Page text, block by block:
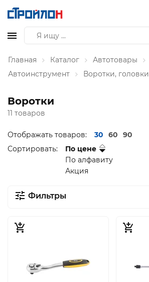
Главная Каталог
Автотовары
Автоинструмент
Воротки, головки
Воротки
11 товаров
Отображать товаров: 30 60
90
Сортировать:
По цене
По алфавиту
Акция
Фильтры